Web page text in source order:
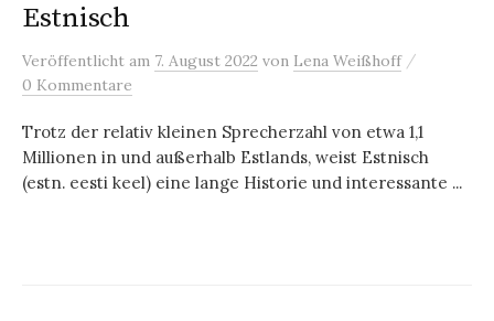
Estnisch
Veröffentlicht am 7. August 2022 von Lena Weißhoff /
0 Kommentare
Trotz der relativ kleinen Sprecherzahl von etwa 1,1
Millionen in und außerhalb Estlands, weist Estnisch
(estn. eesti keel) eine lange Historie und interessante ...